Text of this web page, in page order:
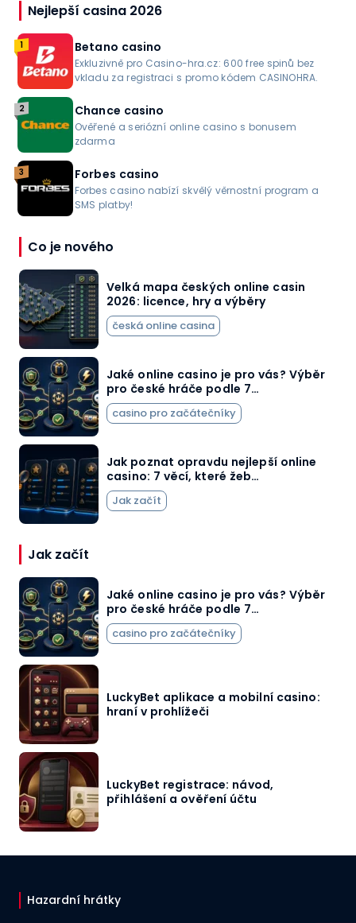
Nejlepší casina 2026
1 Betano casino
Exkluzivně pro Casino-hra.cz: 600 free spinů bez
vkladu za registraci s promo kódem CASINOHRA.
2 Chance casino
Ověřené a seriózní online casino s bonusem
zdarma
3 Forbes casino
Forbes casino nabízí skvělý věrnostní program a
SMS platby!
Co je nového
Velká mapa českých online casin
2026: licence, hry a výběry
česká online casina
Jaké online casino je pro vás? Výběr
pro české hráče podle 7…
casino pro začátečníky
Jak poznat opravdu nejlepší online
casino: 7 věcí, které žeb…
Jak začít
Jak začít
Jaké online casino je pro vás? Výběr
pro české hráče podle 7…
casino pro začátečníky
LuckyBet aplikace a mobilní casino:
hraní v prohlížeči
LuckyBet registrace: návod,
přihlášení a ověření účtu
Hazardní hrátky